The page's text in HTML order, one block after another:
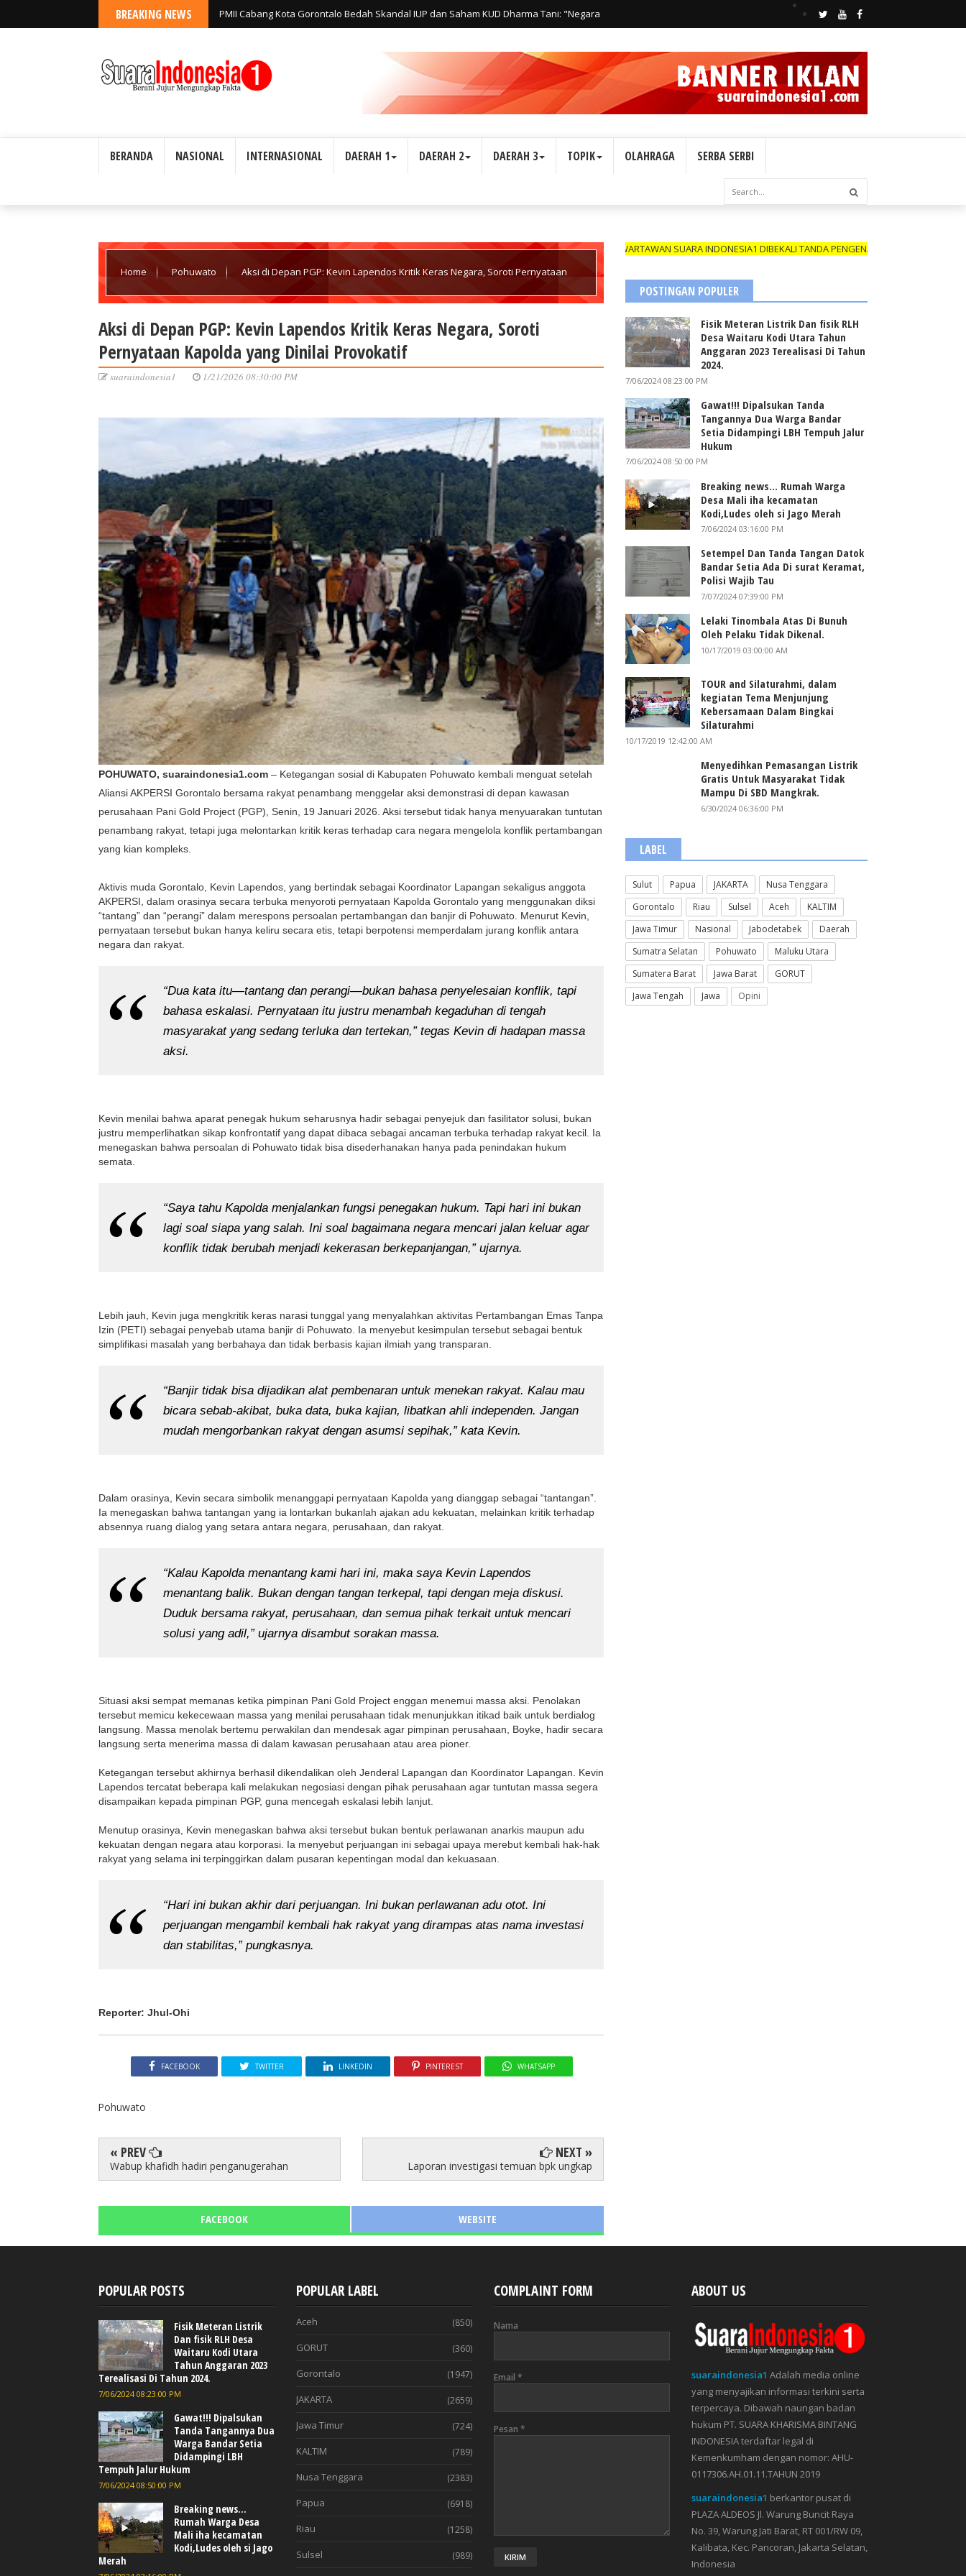
BREAKING NEWS PMII Cabang Kota Gorontalo Bedah Skandal IUP dan Saham KUD Dharma Tani: "Negara
BERANDA NASIONAL INTERNASIONAL DAERAH 1 DAERAH 2 DAERAH 3 TOPIK OLAHRAGA SERBA SERBI
Home Pohuwato Aksi di Depan PGP: Kevin Lapendos Kritik Keras Negara, Soroti Pernyataan
Aksi di Depan PGP: Kevin Lapendos Kritik Keras Negara, Soroti
Pernyataan Kapolda yang Dinilai Provokatif
suaraindonesia1 1/21/2026 08:30:00 PM
POHUWATO, suaraindonesia1.com – Ketegangan sosial di Kabupaten Pohuwato kembali menguat setelah
Aliansi AKPERSI Gorontalo bersama rakyat penambang menggelar aksi demonstrasi di depan kawasan
perusahaan Pani Gold Project (PGP), Senin, 19 Januari 2026. Aksi tersebut tidak hanya menyuarakan tuntutan
penambang rakyat, tetapi juga melontarkan kritik keras terhadap cara negara mengelola konflik pertambangan
yang kian kompleks.
Aktivis muda Gorontalo, Kevin Lapendos, yang bertindak sebagai Koordinator Lapangan sekaligus anggota
AKPERSI, dalam orasinya secara terbuka menyoroti pernyataan Kapolda Gorontalo yang menggunakan diksi
“tantang” dan “perangi” dalam merespons persoalan pertambangan dan banjir di Pohuwato. Menurut Kevin,
pernyataan tersebut bukan hanya keliru secara etis, tetapi berpotensi memperdalam jurang konflik antara
negara dan rakyat.
“Dua kata itu—tantang dan perangi—bukan bahasa penyelesaian konflik, tapi
bahasa eskalasi. Pernyataan itu justru menambah kegaduhan di tengah
masyarakat yang sedang terluka dan tertekan,” tegas Kevin di hadapan massa
aksi.
Kevin menilai bahwa aparat penegak hukum seharusnya hadir sebagai penyejuk dan fasilitator solusi, bukan
justru memperlihatkan sikap konfrontatif yang dapat dibaca sebagai ancaman terbuka terhadap rakyat kecil. Ia
menegaskan bahwa persoalan di Pohuwato tidak bisa disederhanakan hanya pada penindakan hukum
semata.
“Saya tahu Kapolda menjalankan fungsi penegakan hukum. Tapi hari ini bukan
lagi soal siapa yang salah. Ini soal bagaimana negara mencari jalan keluar agar
konflik tidak berubah menjadi kekerasan berkepanjangan,” ujarnya.
Lebih jauh, Kevin juga mengkritik keras narasi tunggal yang menyalahkan aktivitas Pertambangan Emas Tanpa
Izin (PETI) sebagai penyebab utama banjir di Pohuwato. Ia menyebut kesimpulan tersebut sebagai bentuk
simplifikasi masalah yang berbahaya dan tidak berbasis kajian ilmiah yang transparan.
“Banjir tidak bisa dijadikan alat pembenaran untuk menekan rakyat. Kalau mau
bicara sebab-akibat, buka data, buka kajian, libatkan ahli independen. Jangan
mudah mengorbankan rakyat dengan asumsi sepihak,” kata Kevin.
Dalam orasinya, Kevin secara simbolik menanggapi pernyataan Kapolda yang dianggap sebagai “tantangan”.
Ia menegaskan bahwa tantangan yang ia lontarkan bukanlah ajakan adu kekuatan, melainkan kritik terhadap
absennya ruang dialog yang setara antara negara, perusahaan, dan rakyat.
“Kalau Kapolda menantang kami hari ini, maka saya Kevin Lapendos
menantang balik. Bukan dengan tangan terkepal, tapi dengan meja diskusi.
Duduk bersama rakyat, perusahaan, dan semua pihak terkait untuk mencari
solusi yang adil,” ujarnya disambut sorakan massa.
Situasi aksi sempat memanas ketika pimpinan Pani Gold Project enggan menemui massa aksi. Penolakan
tersebut memicu kekecewaan massa yang menilai perusahaan tidak menunjukkan itikad baik untuk berdialog
langsung. Massa menolak bertemu perwakilan dan mendesak agar pimpinan perusahaan, Boyke, hadir secara
langsung serta menerima massa di dalam kawasan perusahaan atau area pioner.
Ketegangan tersebut akhirnya berhasil dikendalikan oleh Jenderal Lapangan dan Koordinator Lapangan. Kevin
Lapendos tercatat beberapa kali melakukan negosiasi dengan pihak perusahaan agar tuntutan massa segera
disampaikan kepada pimpinan PGP, guna mencegah eskalasi lebih lanjut.
Menutup orasinya, Kevin menegaskan bahwa aksi tersebut bukan bentuk perlawanan anarkis maupun adu
kekuatan dengan negara atau korporasi. Ia menyebut perjuangan ini sebagai upaya merebut kembali hak-hak
rakyat yang selama ini terpinggirkan dalam pusaran kepentingan modal dan kekuasaan.
“Hari ini bukan akhir dari perjuangan. Ini bukan perlawanan adu otot. Ini
perjuangan mengambil kembali hak rakyat yang dirampas atas nama investasi
dan stabilitas,” pungkasnya.
Reporter: Jhul-Ohi
FACEBOOK TWITTER LINKEDIN PINTEREST WHATSAPP
Pohuwato
« PREV
Wabup khafidh hadiri penganugerahan
NEXT »
Laporan investigasi temuan bpk ungkap
FACEBOOK WEBSITE
WARTAWAN SUARA INDONESIA1 DIBEKALI TANDA PENGENAL (ID CARD) YANG MASIH
POSTINGAN POPULER
Fisik Meteran Listrik Dan fisik RLH
Desa Waitaru Kodi Utara Tahun
Anggaran 2023 Terealisasi Di Tahun
2024.
7/06/2024 08:23:00 PM
Gawat!!! Dipalsukan Tanda
Tangannya Dua Warga Bandar
Setia Didampingi LBH Tempuh Jalur
Hukum
7/06/2024 08:50:00 PM
Breaking news... Rumah Warga
Desa Mali iha kecamatan
Kodi,Ludes oleh si Jago Merah
7/06/2024 03:16:00 PM
Setempel Dan Tanda Tangan Datok
Bandar Setia Ada Di surat Keramat,
Polisi Wajib Tau
7/07/2024 07:39:00 PM
Lelaki Tinombala Atas Di Bunuh
Oleh Pelaku Tidak Dikenal.
10/17/2019 03:00:00 AM
TOUR and Silaturahmi, dalam
kegiatan Tema Menjunjung
Kebersamaan Dalam Bingkai
Silaturahmi
10/17/2019 12:42:00 AM
Menyedihkan Pemasangan Listrik
Gratis Untuk Masyarakat Tidak
Mampu Di SBD Mangkrak.
6/30/2024 06:36:00 PM
LABEL
Sulut Papua JAKARTA
Nusa Tenggara
Gorontalo
Riau Sulsel Aceh
KALTIM
Jawa Timur
Nasional Jabodetabek
Daerah
Sumatra Selatan
Pohuwato
Maluku Utara
Sumatera Barat
Jawa Barat
GORUT
Jawa Tengah
Jawa Opini
POPULAR POSTS
Fisik Meteran Listrik
Dan fisik RLH Desa
Waitaru Kodi Utara
Tahun Anggaran 2023
Terealisasi Di Tahun 2024.
7/06/2024 08:23:00 PM
Gawat!!! Dipalsukan
Tanda Tangannya Dua
Warga Bandar Setia
Didampingi LBH
Tempuh Jalur Hukum
7/06/2024 08:50:00 PM
Breaking news...
Rumah Warga Desa
Mali iha kecamatan
Kodi,Ludes oleh si Jago
Merah
POPULAR LABEL
Aceh (850)
GORUT (360)
Gorontalo (1947)
JAKARTA (2659)
Jawa Timur (724)
KALTIM (789)
Nusa Tenggara (2383)
Papua (6918)
Riau (1258)
Sulsel (989)
COMPLAINT FORM
Nama
Email *
Pesan *
ABOUT US
suaraindonesia1 Adalah media online
yang menyajikan informasi terkini serta
terpercaya. Dibawah naungan badan
hukum PT. SUARA KHARISMA BINTANG
INDONESIA terdaftar legal di
Kemenkumham dengan nomor: AHU-
0117306.AH.01.11.TAHUN 2019
suaraindonesia1 berkantor pusat di
PLAZA ALDEOS Jl. Warung Buncit Raya
No. 39, Warung Jati Barat, RT 001/RW 09,
Kalibata, Kec. Pancoran, Jakarta Selatan,
Indonesia